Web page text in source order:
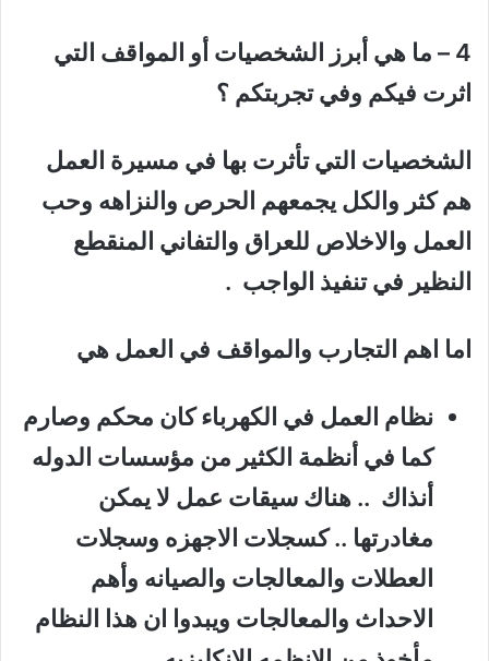
4 – ما هي أبرز الشخصيات أو المواقف التي
اثرت فيكم وفي تجربتكم ؟
الشخصيات التي تأثرت بها في مسيرة العمل
هم كثر والكل يجمعهم الحرص والنزاهه وحب
العمل والاخلاص للعراق والتفاني المنقطع
النظير في تنفيذ الواجب .
اما اهم التجارب والمواقف في العمل هي
نظام العمل في الكهرباء كان محكم وصارم
كما في أنظمة الكثير من مؤسسات الدوله
أنذاك .. هناك سيقات عمل لا يمكن
مغادرتها .. كسجلات الاجهزه وسجلات
العطلات والمعالجات والصيانه وأهم
الاحداث والمعالجات ويبدوا ان هذا النظام